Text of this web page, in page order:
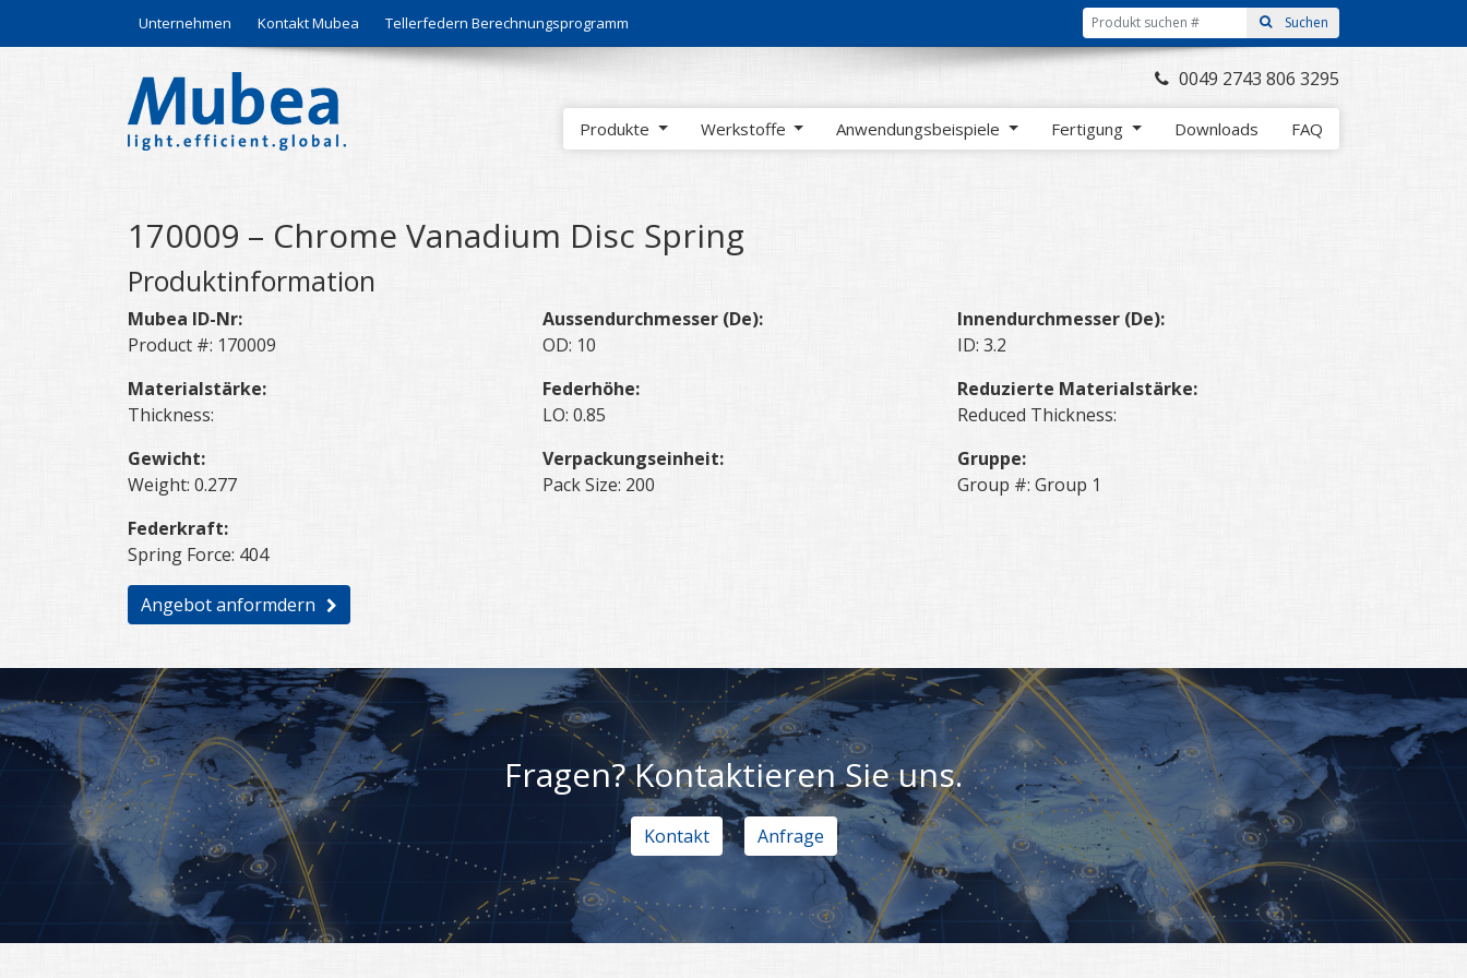
Unternehmen Kontakt Mubea Tellerfedern Berechnungsprogramm
0049 2743 806 3295
Produkte Werkstoffe Anwendungsbeispiele Fertigung Downloads FAQ
170009 – Chrome Vanadium Disc Spring
Produktinformation
Mubea ID-Nr:
Product #: 170009
Aussendurchmesser (De):
OD: 10
Innendurchmesser (De):
ID: 3.2
Materialstärke:
Thickness:
Federhöhe:
LO: 0.85
Reduzierte Materialstärke:
Reduced Thickness:
Gewicht:
Weight: 0.277
Verpackungseinheit:
Pack Size: 200
Gruppe:
Group #: Group 1
Federkraft:
Spring Force: 404
Angebot anformdern
Fragen? Kontaktieren Sie uns.
Kontakt Anfrage